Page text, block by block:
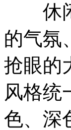
休闲
的气氛
抢眼的
风格统
色、深